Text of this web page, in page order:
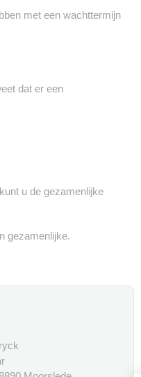
met een wachttermijn
dat er een
u de gezamenlijke
gezamenlijke.